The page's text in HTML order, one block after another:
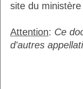
site du
Attention: Ce
d'autres